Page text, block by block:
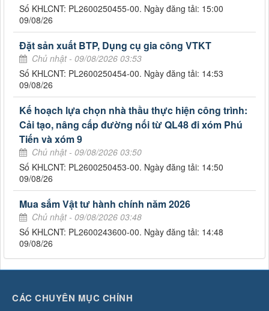
Số KHLCNT: PL2600250455-00. Ngày đăng tải: 15:00
09/08/26
Đặt sản xuất BTP, Dụng cụ gia công VTKT
Chủ nhật - 09/08/2026 03:53
Số KHLCNT: PL2600250454-00. Ngày đăng tải: 14:53
09/08/26
Kế hoạch lựa chọn nhà thầu thực hiện công trình:
Cải tạo, nâng cấp đường nối từ QL48 đi xóm Phú
Tiến và xóm 9
Chủ nhật - 09/08/2026 03:50
Số KHLCNT: PL2600250453-00. Ngày đăng tải: 14:50
09/08/26
Mua sắm Vật tư hành chính năm 2026
Chủ nhật - 09/08/2026 03:48
Số KHLCNT: PL2600243600-00. Ngày đăng tải: 14:48
09/08/26
CÁC CHUYÊN MỤC CHÍNH